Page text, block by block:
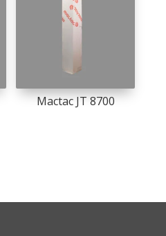
Mactac JT 8700